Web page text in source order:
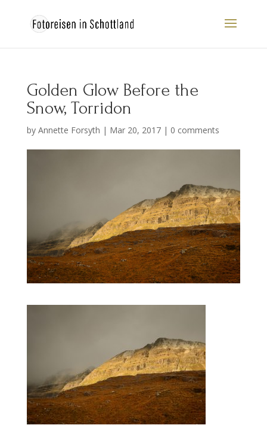
Golden Glow Before the
Snow, Torridon
by Annette Forsyth | Mar 20, 2017| 0 comments